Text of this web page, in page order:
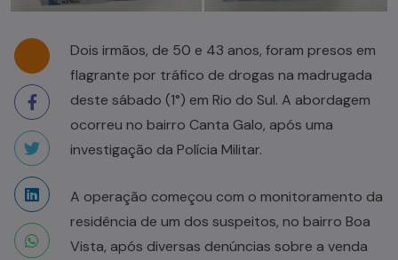
Dois irmãos, de 50 e 43 anos, foram presos em
flagrante por tráfico de drogas na madrugada
deste sábado (1°) em Rio do Sul. A abordagem
ocorreu no bairro Canta Galo, após uma
investigação da Polícia Militar.
A operação começou com o monitoramento da
residência de um dos suspeitos, no bairro Boa
Vista, após diversas denúncias sobre a venda